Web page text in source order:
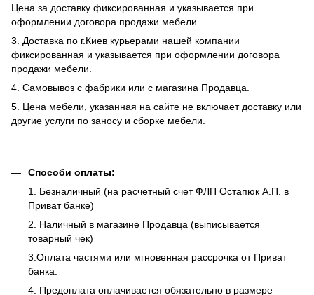
Цена за доставку фиксированная и указывается при
оформлении договора продажи мебели.
3. Доставка по г.Киев курьерами нашей компании
фиксированная и указывается при оформлении договора
продажи мебели.
4. Самовывоз с фабрики или с магазина Продавца.
5. Цена мебели, указанная на сайте не включает доставку или
другие услуги по заносу и сборке мебели.
Способи оплаты:
1. Безналичный (на расчетный счет ФЛП Остапюк А.П. в
Приват банке)
2. Наличный в магазине Продавца (выписывается
товарный чек)
3.Оплата частями или мгновенная рассрочка от Приват
банка.
4. Предоплата оплачивается обязательно в размере